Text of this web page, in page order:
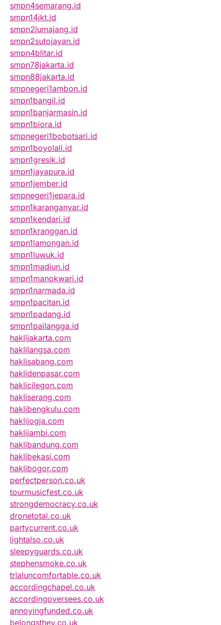
smpn4semarang.id
smpn14jkt.id
smpn2lumajang.id
smpn2sutojayan.id
smpn4blitar.id
smpn78jakarta.id
smpn88jakarta.id
smpnegeri1ambon.id
smpn1bangil.id
smpn1banjarmasin.id
smpn1biora.id
smpnegeri1bobotsari.id
smpn1boyolali.id
smpn1gresik.id
smpn1jayapura.id
smpn1jember.id
smpnegeri1jepara.id
smpn1karanganyar.id
smpn1kendari.id
smpn1kranggan.id
smpn1lamongan.id
smpn1luwuk.id
smpn1madiun.id
smpn1manokwari.id
smpn1narmada.id
smpn1pacitan.id
smpn1padang.id
smpn1pailangga.id
haklijakarta.com
haklilangsa.com
haklisabang.com
haklidenpasar.com
haklicilegon.com
hakliserang.com
haklibengkulu.com
haklijogja.com
haklijambi.com
haklibandung.com
haklibekasi.com
haklibogor.com
perfectperson.co.uk
tourmusicfest.co.uk
strongdemocracy.co.uk
dronetotal.co.uk
partycurrent.co.uk
lightalso.co.uk
sleepyguards.co.uk
stephensmoke.co.uk
trialuncomfortable.co.uk
accordingchapel.co.uk
accordingoversees.co.uk
annoyingfunded.co.uk
belongsthey.co.uk